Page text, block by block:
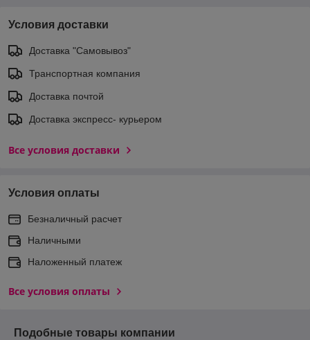
Условия доставки
Доставка "Самовывоз"
Транспортная компания
Доставка почтой
Доставка экспреcс- курьером
Все условия доставки
Условия оплаты
Безналичный расчет
Наличными
Наложенный платеж
Все условия оплаты
Подобные товары компании